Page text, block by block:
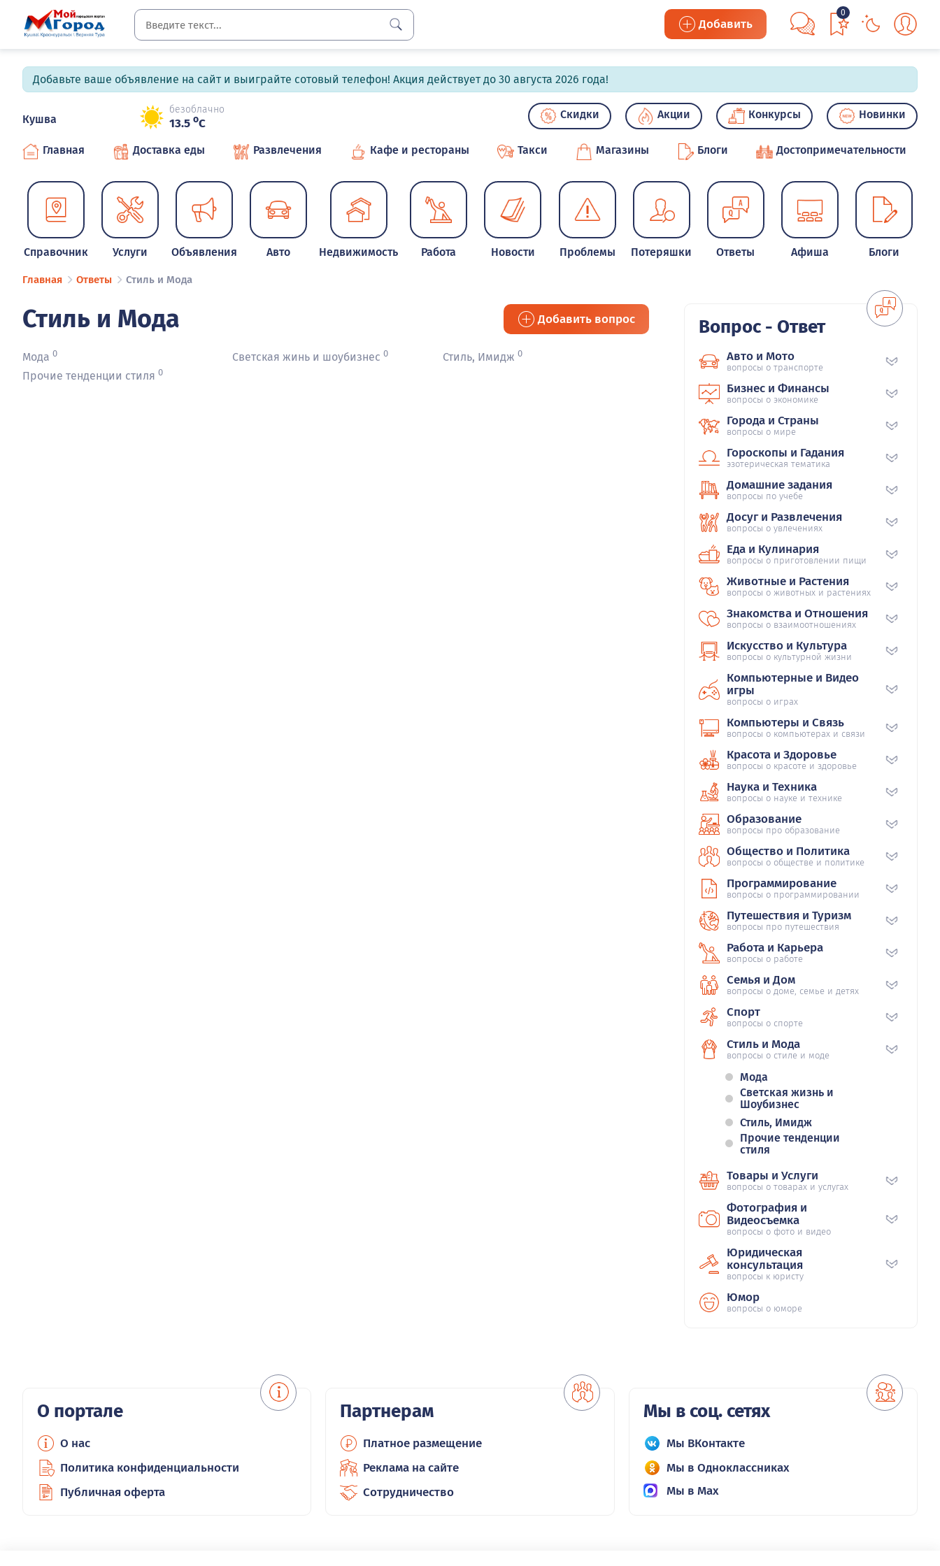
Добавить
0
Добавьте ваше объявление на сайт и выиграйте сотовый телефон! Акция действует до 30 августа 2026 года!
Кушва
безоблачно
13.5 oC
Скидки Акции Конкурсы Новинки
Главная Доставка еды Развлечения Кафе и рестораны Такси Магазины Блоги Достопримечательности
Справочник Услуги Объявления Авто Недвижимость Работа Новости Проблемы Потеряшки Ответы Афиша Блоги
Главная Ответы Стиль и Мода
Стиль и Мода Добавить вопрос
Мода 0 Светская жинь и шоубизнес 0 Стиль, Имидж 0
Прочие тенденции стиля 0
Вопрос - Ответ
Авто и Мото
вопросы о транспорте
Бизнес и Финансы
вопросы о экономике
Города и Страны
вопросы о мире
Гороскопы и Гадания
эзотерическая тематика
Домашние задания
вопросы по учебе
Досуг и Развлечения
вопросы о увлечениях
Еда и Кулинария
вопросы о приготовлении пищи
Животные и Растения
вопросы о животных и растениях
Знакомства и Отношения
вопросы о взаимоотношениях
Искусство и Культура
вопросы о культурной жизни
Компьютерные и Видео
игры
вопросы о играх
Компьютеры и Связь
вопросы о компьютерах и связи
Красота и Здоровье
вопросы о красоте и здоровье
Наука и Техника
вопросы о науке и технике
Образование
вопросы про образование
Общество и Политика
вопросы о обществе и политике
Программирование
вопросы о программировании
Путешествия и Туризм
вопросы про путешествия
Работа и Карьера
вопросы о работе
Семья и Дом
вопросы о доме, семье и детях
Спорт
вопросы о спорте
Стиль и Мода
вопросы о стиле и моде
Мода
Светская жизнь и
Шоубизнес
Стиль, Имидж
Прочие тенденции
стиля
Товары и Услуги
вопросы о товарах и услугах
Фотография и
Видеосъемка
вопросы о фото и видео
Юридическая
консультация
вопросы к юристу
Юмор
вопросы о юморе
О портале
О нас
Политика конфиденциальности
Публичная оферта
Партнерам
Платное размещение
Реклама на сайте
Сотрудничество
Мы в соц. сетях
Мы ВКонтакте
Мы в Одноклассниках
Мы в Max